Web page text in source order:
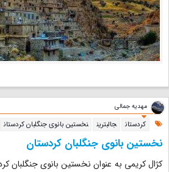
مهدیه جمالی
کردستان جالبترین نخستین بانوی جنگلبان کردستان
نخستین بانوی جنگلبان کردستان
کژال کریمی به عنوان نخستین بانوی جنگلبان